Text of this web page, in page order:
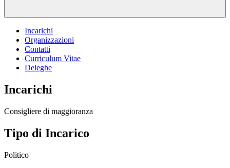
Incarichi
Organizzazioni
Contatti
Curriculum Vitae
Deleghe
Incarichi
Consigliere di maggioranza
Tipo di Incarico
Politico